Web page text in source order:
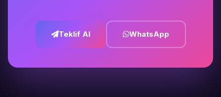
Teklif Al WhatsApp